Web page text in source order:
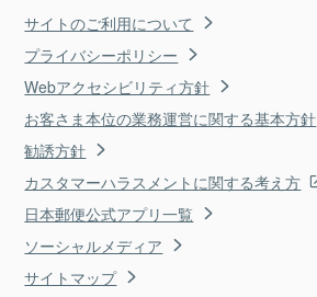
サイトのご利用について
プライバシーポリシー
Webアクセシビリティ方針
お客さま本位の業務運営に関する基本方針
勧誘方針
カスタマーハラスメントに関する考え方
日本郵便公式アプリ一覧
ソーシャルメディア
サイトマップ